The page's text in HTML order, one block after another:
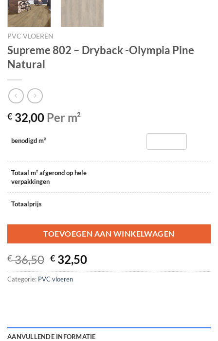
PVC VLOEREN
Supreme 802 – Dryback -Olympia Pine
Natural
€ 32,00 Per m²
benodigd m²
Totaal m² afgerond op hele
verpakkingen
Totaalprijs
TOEVOEGEN AAN WINKELWAGEN
€36,50 Oorspronkelijke
prijs
was:
€ 32,50Huidige
prijs
Categorie: PVC vloeren
AANVULLENDE INFORMATIE